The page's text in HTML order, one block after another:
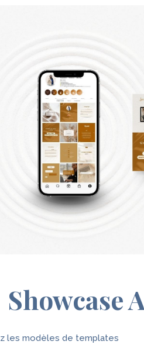
Showcase
les modèles de templates